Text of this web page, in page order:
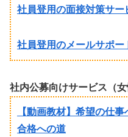
社員登用の面接対策サー
社員登用のメールサポー
社内公募向けサービス（女
【動画教材】希望の仕
合格への道